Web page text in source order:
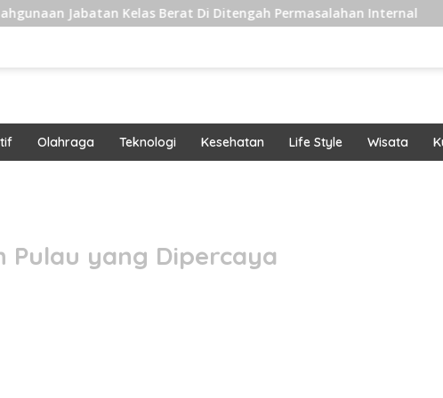
Kelas Berat Di Ditengah Permasalahan Internal
Olahraga Teknologi Kesehatan Life Style Wisata
Pulau yang Dipercaya